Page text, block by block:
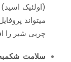
(اولئیک
میتواند
چربی شیر را
سلامت